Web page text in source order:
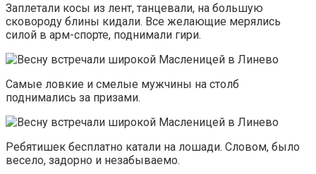
Заплетали косы из лент, танцевали, на большую
сковороду блины кидали. Все желающие мерялись
силой в арм-спорте, поднимали гири.
Самые ловкие и смелые мужчины на столб
поднимались за призами.
Ребятишек бесплатно катали на лошади. Словом, было
весело, задорно и незабываемо.